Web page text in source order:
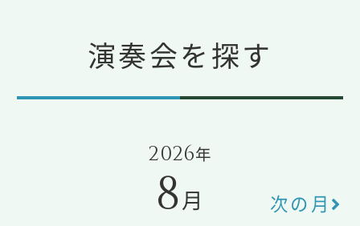
演奏会を探す
2026年
8月 次の月